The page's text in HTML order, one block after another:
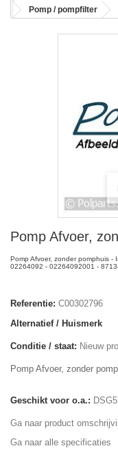
Pomp / pompfilter
Pomp Afvoer,
Pomp Afvoer, zonder pomphuis -
02264092 - 02264092001 -
Referentie: C00302796
Alternatief / Huismerk
Conditie / staat: Nieuw
Pomp Afvoer, zonder
Geschikt voor o.a.:
Ga naar product
Ga naar alle specificaties